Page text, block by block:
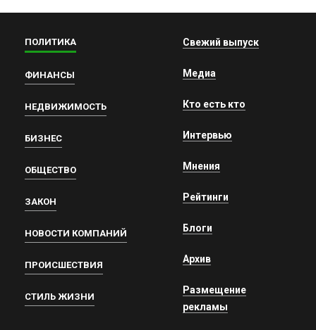
ПОЛИТИКА
ФИНАНСЫ
НЕДВИЖИМОСТЬ
БИЗНЕС
ОБЩЕСТВО
ЗАКОН
НОВОСТИ КОМПАНИЙ
ПРОИСШЕСТВИЯ
СТИЛЬ ЖИЗНИ
Свежий выпуск
Медиа
Кто есть кто
Интервью
Мнения
Рейтинги
Блоги
Архив
Размещение
рекламы